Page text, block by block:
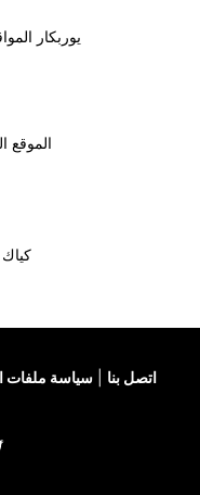
يوربكار
الموقع
سياسة ملفات اتصل بنا